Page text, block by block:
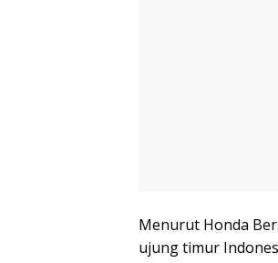
Menurut Honda
ujung timur